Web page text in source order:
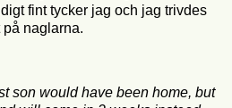
fint tycker jag och jag trivdes
naglarna.
son would have been home, but